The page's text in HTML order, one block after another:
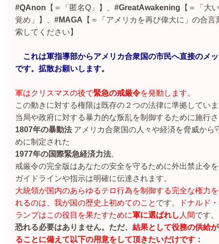
#QAnon 【＝「匿名Q」】、 #GreatAwakening 【＝「大
覚め」】、 #MAGA 【＝「アメリカを再び偉大に」の合言
索してください】
これは軍指導部からアメリカ合衆国の市民へ直接のメ
です。拡散お願いします。
軍はクリスマスの後で緊急の戒厳令を発動します。
この動きに対する権限は既存の２つの法律に準拠してい
当局や政府に対する暴力的な叛乱を制御するために施行
1807年の暴動法アメリカ合衆国の人々や経済を脅威から
めに制定された
1977年の国際緊急経済力法。
戒厳令の完全版はあなたの安全を守るために外出禁止令
ガイドラインや指示は明確に伝達されます。
大統領が国内のあらゆるテロ行為を制御する完全な権力
れるのは、我が国の歴史上初めてのこと です。
ドナルド
ランプはこの役目を果たすために軍に選ばれし 人間です。
恐れる必要はありません。ただ、 結果として役務の供給
ることに備えて以下の用意をして頂きたいだけです ：